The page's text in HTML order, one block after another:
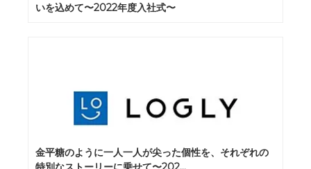
いを込めて〜2022年度入社式〜
金平糖のように一人一人が尖った個性を、それぞれの